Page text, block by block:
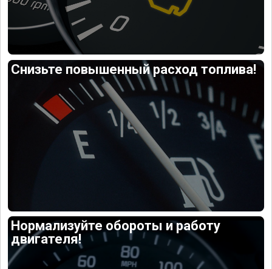
Снизьте повышенный расход топлива!
Нормализуйте обороты и работу
двигателя!